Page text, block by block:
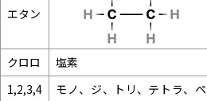
エタン
クロロ
塩素
1,2,3,4
モノ、ジ、トリ、テトラ、ペ